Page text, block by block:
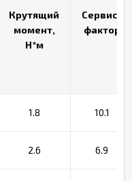
Крутящий
момент,
Н*м
Сервис-
фактор
1.8 10.1
2.6 6.9
Крутящий
момент,
Н*м
Сервис-
фактор